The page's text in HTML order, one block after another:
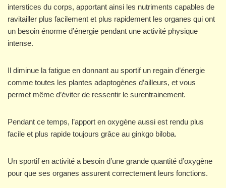
interstices du corps, apportant ainsi les nutriments capables de
ravitailler plus facilement et plus rapidement les organes qui ont
un besoin énorme d’énergie pendant une activité physique
intense.
Il diminue la fatigue en donnant au sportif un regain d’énergie
comme toutes les plantes adaptogènes d’ailleurs, et vous
permet même d’éviter de ressentir le surentrainement.
Pendant ce temps, l’apport en oxygène aussi est rendu plus
facile et plus rapide toujours grâce au ginkgo biloba.
Un sportif en activité a besoin d’une grande quantité d’oxygène
pour que ses organes assurent correctement leurs fonctions.